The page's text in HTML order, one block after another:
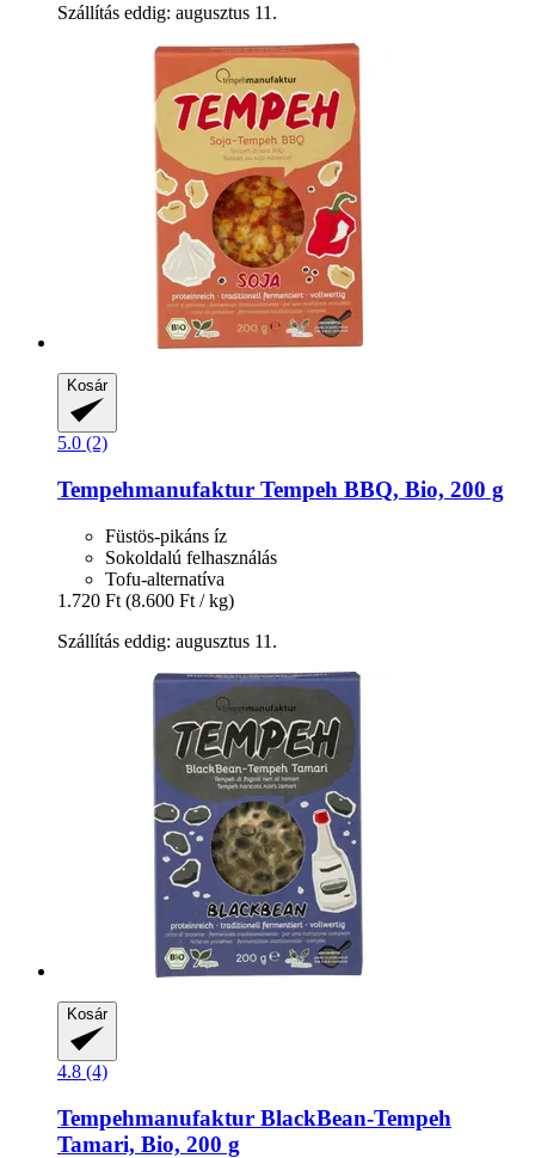
Szállítás eddig: augusztus 11.
Kosár
5.0 (2)
Tempehmanufaktur Tempeh BBQ, Bio, 200 g
Füstös-pikáns íz
Sokoldalú felhasználás
Tofu-alternatíva
1.720 Ft (8.600 Ft / kg)
Szállítás eddig: augusztus 11.
Kosár
4.8 (4)
Tempehmanufaktur BlackBean-​Tempeh
Tamari, Bio, 200 g